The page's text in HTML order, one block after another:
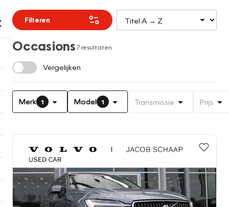
Filteren
Occasions7 resultaten
Vergelijken
Merk 1 Model 1 Transmissie Prijs